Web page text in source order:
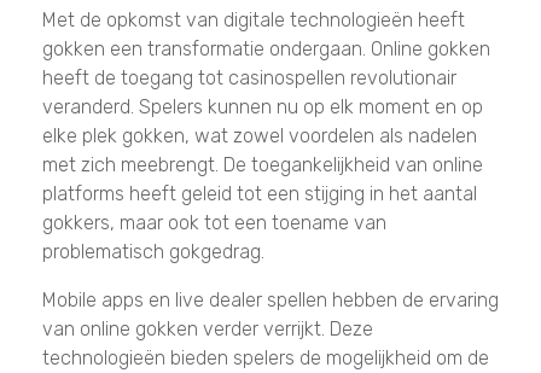
Met de opkomst van digitale technologieën heeft
gokken een transformatie ondergaan. Online gokken
heeft de toegang tot casinospellen revolutionair
veranderd. Spelers kunnen nu op elk moment en op
elke plek gokken, wat zowel voordelen als nadelen
met zich meebrengt. De toegankelijkheid van online
platforms heeft geleid tot een stijging in het aantal
gokkers, maar ook tot een toename van
problematisch gokgedrag.
Mobile apps en live dealer spellen hebben de ervaring
van online gokken verder verrijkt. Deze
technologieën bieden spelers de mogelijkheid om de